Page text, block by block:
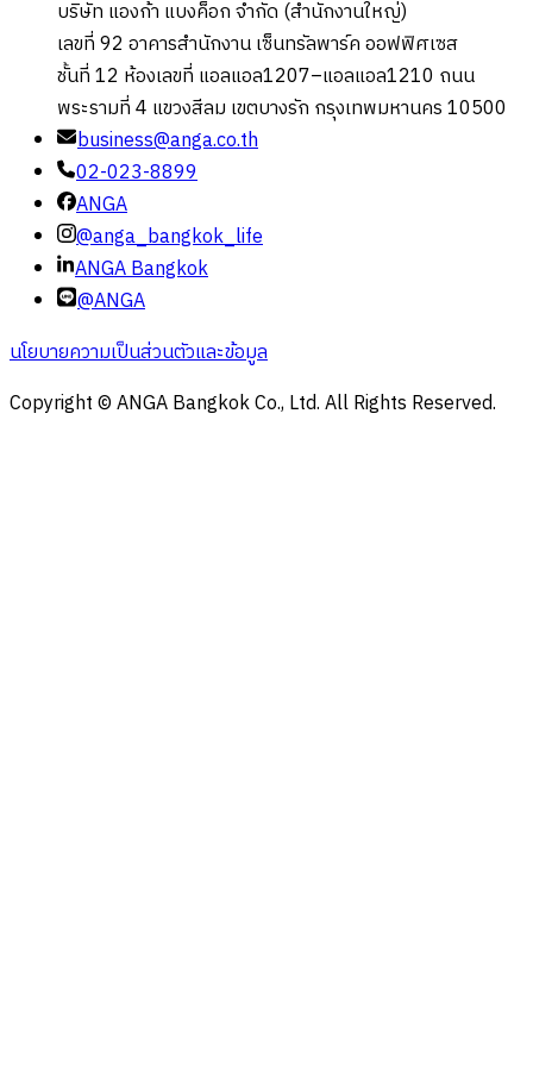
บริษัท แองก้า แบงค็อก จำกัด (สำนักงานใหญ่)
เลขที่ 92 อาคารสำนักงาน เซ็นทรัลพาร์ค ออฟฟิศเซส
ชั้นที่ 12 ห้องเลขที่ แอลแอล1207–แอลแอล1210 ถนน
พระรามที่ 4 แขวงสีลม เขตบางรัก กรุงเทพมหานคร 10500
business@anga.co.th
02-023-8899
ANGA
@anga_bangkok_life
ANGA Bangkok
@ANGA
นโยบายความเป็นส่วนตัวและข้อมูล
Copyright © ANGA Bangkok Co., Ltd. All Rights Reserved.